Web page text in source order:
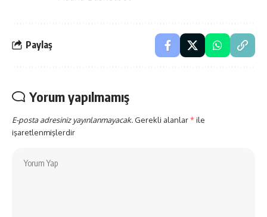
Paylaş
Yorum yapılmamış
E-posta adresiniz yayınlanmayacak. Gerekli alanlar*ile
işaretlenmişlerdir